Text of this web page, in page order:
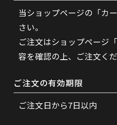
当ショップページの「カ
さい。
ご注文はショップページ
容を確認の上、ご注文くだ
ご注文の有効期限
ご注文日から7日以内